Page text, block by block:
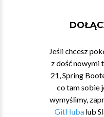
Jeśli chcesz
z dość nowymi
21, Spring
co tam sobie
wymyślimy,
GitHubalub